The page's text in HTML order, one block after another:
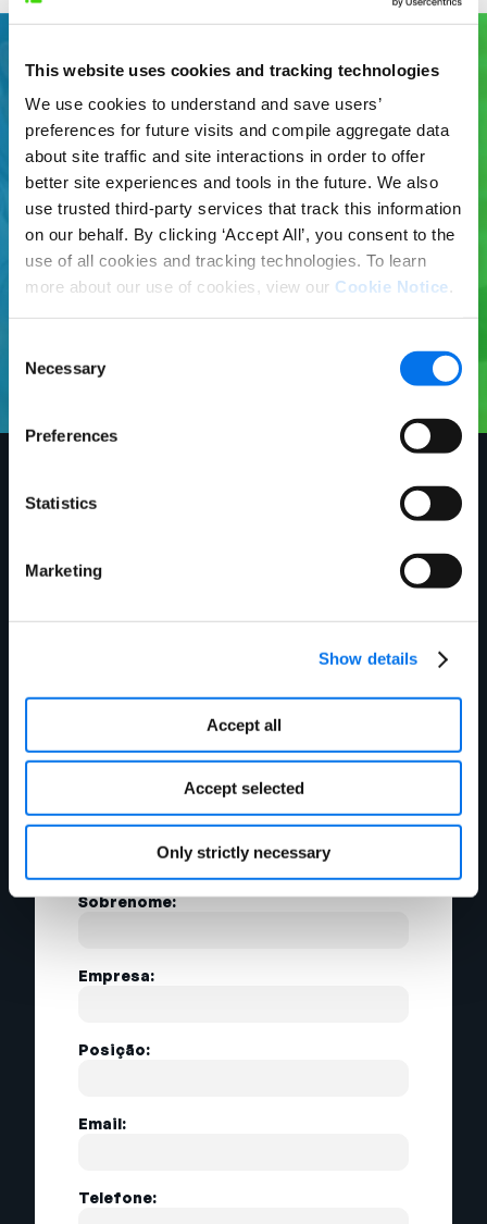
This website uses cookies and tracking technologies
We use cookies to understand and save users’
preferences for future visits and compile aggregate data
about site traffic and site interactions in order to offer
better site experiences and tools in the future. We also
use trusted third-party services that track this information
on our behalf. By clicking ‘Accept All’, you consent to the
use of all cookies and tracking technologies. To learn
more about our use of cookies, view our Cookie Notice.
Selection
Necessary
Preferences
Statistics
Marketing
Show details
Accept all
Accept selected
Only strictly necessary
Pronto para começar?
Syndigo é a plataforma líder global de
conteúdo básico e enriquecido de
produtos, incluindo informações
nutricionais avançadas e GDSN através de
uma rede de mais de 1.750 varejistas e
distribuidores, incluindo mais de 12.000
marcas.
Preencha o formulário
e nosso tome entrará
em contato
rapidamente.
Nome:
Sobrenome:
Empresa:
Posição:
Email:
Telefone: